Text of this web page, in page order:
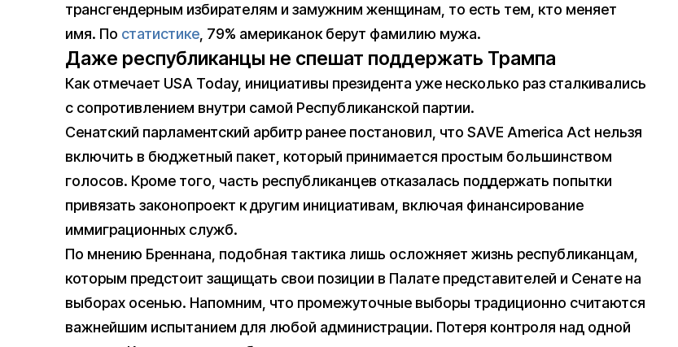
трансгендерным избирателям и замужним женщинам, то есть тем, кто меняет
имя. По статистике, 79% американок берут фамилию мужа.
Даже республиканцы не спешат поддержать Трампа
Как отмечает USA Today, инициативы президента уже несколько раз сталкивались
с сопротивлением внутри самой Республиканской партии.
Сенатский парламентский арбитр ранее постановил, что SAVE America Act нельзя
включить в бюджетный пакет, который принимается простым большинством
голосов. Кроме того, часть республиканцев отказалась поддержать попытки
привязать законопроект к другим инициативам, включая финансирование
иммиграционных служб.
По мнению Бреннана, подобная тактика лишь осложняет жизнь республиканцам,
которым предстоит защищать свои позиции в Палате представителей и Сенате на
выборах осенью. Напомним, что промежуточные выборы традиционно считаются
важнейшим испытанием для любой администрации. Потеря контроля над одной